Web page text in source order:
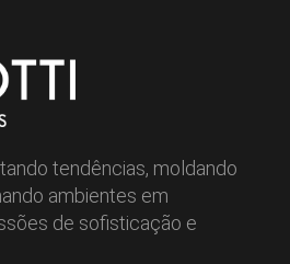
tendências, moldando
ambientes em
de sofisticação e